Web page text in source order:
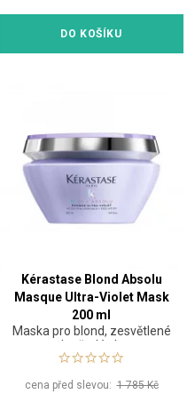
DO KOŠÍKU
Kérastase Blond Absolu
Masque Ultra-Violet Mask
200 ml
Maska pro blond, zesvětlené
nebo šedé vlasy
cena před slevou:1 785 Kč